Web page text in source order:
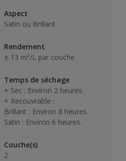
Aspect
Satin ou Brillant
Rendement
± 13 m²/L par couche
Temps de séchage
+ Sec : Environ 2 heures.
+ Recouvrable :
Brillant : Environ 8 heures.
Satin : Environ 6 heures.
Couche(s)
2